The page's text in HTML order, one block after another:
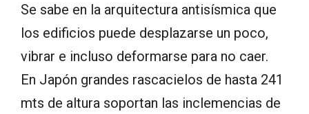
Se sabe en la arquitectura antisísmica que
los edificios puede desplazarse un poco,
vibrar e incluso deformarse para no caer.
En Japón grandes rascacielos de hasta 241
mts de altura soportan las inclemencias de